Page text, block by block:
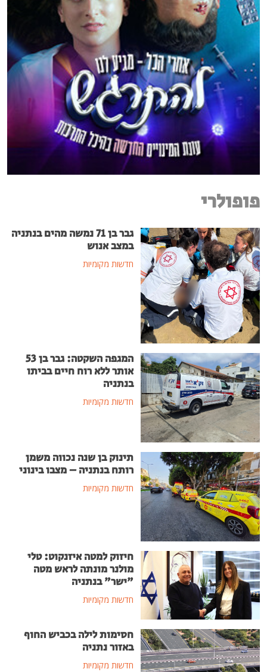
פופולרי
גבר בן 71 נמשה מהים בנתניה
במצב אנוש
חדשות מקומיות
המגפה השקטה: גבר בן 53
אותר ללא רוח חיים בביתו
בנתניה
חדשות מקומיות
תינוק בן שנה נכווה משמן
רותח בנתניה – מצבו בינוני
חדשות מקומיות
חיזוק למטה איזנקוט: טלי
מולנר מונתה לראש מטה
"ישר" בנתניה
חדשות מקומיות
חסימות לילה בכביש החוף
באזור נתניה
חדשות מקומיות